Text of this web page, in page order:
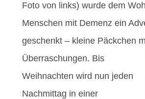
Foto von links) wurde dem
Menschen mit Demenz ein
geschenkt – kleine Päckchen
Überraschungen. Bis
Weihnachten wird nun jeden
Nachmittag in einer